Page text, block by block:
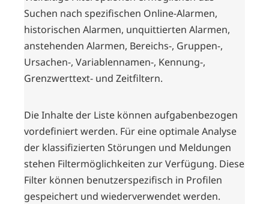
Suchen nach spezifischen Online-Alarmen,
historischen Alarmen, unquittierten Alarmen,
anstehenden Alarmen, Bereichs-, Gruppen-,
Ursachen-, Variablennamen-, Kennung-,
Grenzwerttext- und Zeitfiltern.
Die Inhalte der Liste können aufgabenbezogen
vordefiniert werden. Für eine optimale Analyse
der klassifizierten Störungen und Meldungen
stehen Filtermöglichkeiten zur Verfügung. Diese
Filter können benutzerspezifisch in Profilen
gespeichert und wiederverwendet werden.